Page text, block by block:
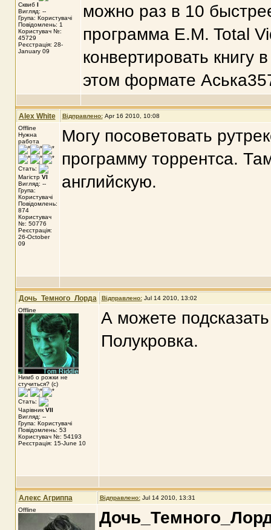
Сквиб I
Вигляд: --
Група: Користувачі
Повідомлень: 1
Користувач №:
45729
Реєстрація: 28-
January 09
можно раз в 10
программа E.M. Total
конвертировать книгу
этом формате
Alex White Відправлено: Apr 16 2010, 10:08
Offline
Нужна
работа
Стать:
Магістр VI
Вигляд: --
Група:
Користувачі
Повідомлень:
874
Користувач
№: 50776
Реєстрація:
26-October
09
Могу посоветовать
программу торрентса.
английскую.
Дочь_Темного_Лорда Відправлено: Jul 14 2010, 13:02
Offline
Нимб о рожки не
стучиться? (с)
Стать:
Чарівник VII
Вигляд: --
Група: Користувачі
Повідомлень: 53
Користувач №: 54193
Реєстрація: 15-June 10
А можете
Полукровка.
Алекс Агриппа Відправлено: Jul 14 2010, 13:31
Offline